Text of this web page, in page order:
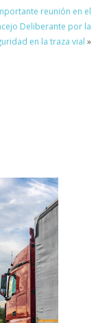
reunión en el
Deliberante por la
en la traza vial »